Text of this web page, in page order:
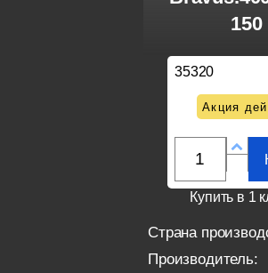
35320
Акция
Купить в 1
Страна
Производитель: